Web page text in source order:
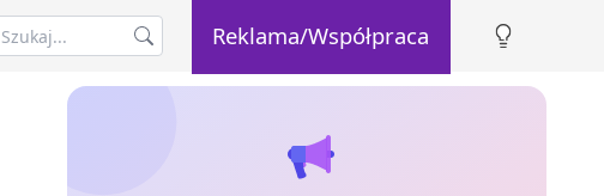
Reklama/Współpraca